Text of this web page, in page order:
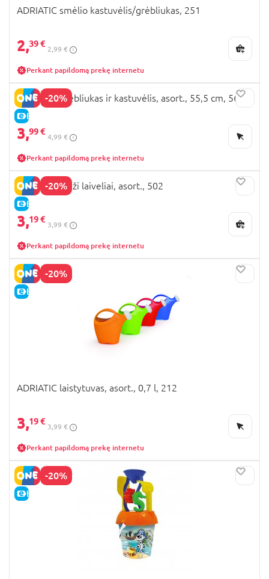
ADRIATIC smėlio kastuvėlis/grėbliukas, 251
2,39 €
2,99 €
Perkant papildomą prekę internetu
-20%
E-KAINA
ADRIATIC grėbliukas ir kastuvėlis, asort., 55,5 cm, 56/A
3,99 €
4,99 €
Perkant papildomą prekę internetu
-20%
E-KAINA
ADRIATIC maži laiveliai, asort., 502
3,19 €
3,99 €
Perkant papildomą prekę internetu
-20%
E-KAINA
ADRIATIC laistytuvas, asort., 0,7 l, 212
3,19 €
3,99 €
Perkant papildomą prekę internetu
-20%
E-KAINA